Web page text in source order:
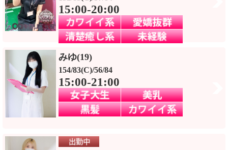
15:00-20:00
みゆ(19)
154/83(C)/56/84
15:00-21:00